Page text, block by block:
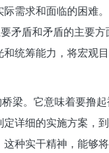
需求和面临的困难
矛盾和矛盾的主要
统筹能力，将宏观
梁。它意味着要撸
详细的实施方案，
种实干精神，能够